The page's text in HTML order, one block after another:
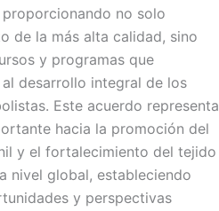
no solo
de la más alta calidad, sino
y programas que
desarrollo integral de los
Este acuerdo representa
hacia la promoción del
y el fortalecimiento del tejido
nivel global, estableciendo
y perspectivas